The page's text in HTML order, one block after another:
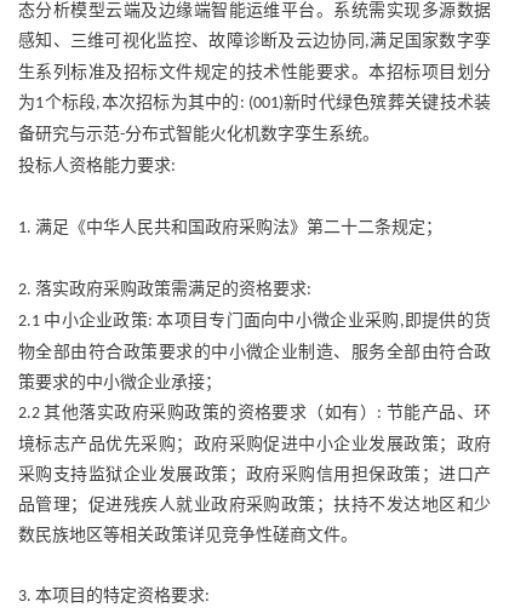
态分析模型云端及边缘端智能运维平台。系统需实现多源数据
感知、三维可视化监控、故障诊断及云边协同 ,满足国家数字孪
生系列标准及招标文件规定的技术性能要求。本招标项目划分
为1个标段,本次招标为其中的 : (001)新时代绿色殡葬关键技术装
备研究与示范-分布式智能火化机数字孪生系统。
投标人资格能力要求:
1. 满足《中华人民共和国政府采购法》第二十二条规定；
2. 落实政府采购政策需满足的资格要求:
2.1 中小企业政策:本项目专门面向中小微企业采购 , 即提供的货
物全部由符合政策要求的中小微企业制造、服务全部由符合政
策要求的中小微企业承接；
2.2其他落实政府采购政策的资格要求（如有） : 节能产品、环
境标志产品优先采购；政府采购促进中小企业发展政策；政府
采购支持监狱企业发展政策；政府采购信用担保政策；进口产
品管理；促进残疾人就业政府采购政策；扶持不发达地区和少
数民族地区等相关政策详见竞争性磋商文件。
3. 本项目的特定资格要求: